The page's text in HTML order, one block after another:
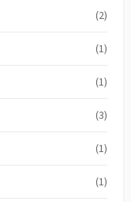
(2)
(1)
(1)
(3)
(1)
(1)